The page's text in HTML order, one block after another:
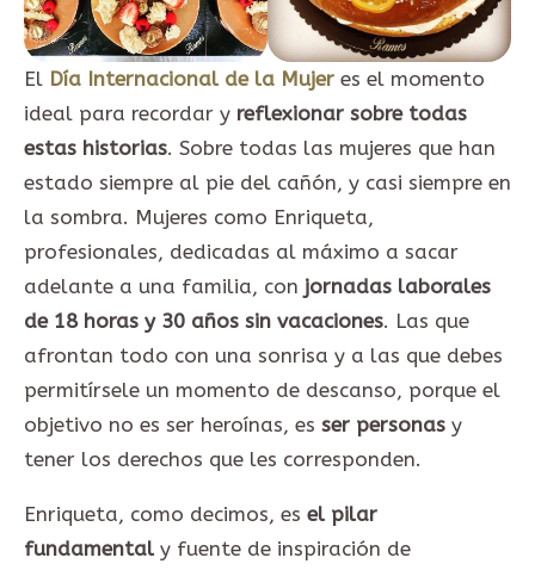
El Día Internacional de la Mujer es el momento
ideal para recordar y reflexionar sobre todas
estas historias. Sobre todas las mujeres que han
estado siempre al pie del cañón, y casi siempre en
la sombra. Mujeres como Enriqueta,
profesionales, dedicadas al máximo a sacar
adelante a una familia, con jornadas laborales
de 18 horas y 30 años sin vacaciones. Las que
afrontan todo con una sonrisa y a las que debes
permitírsele un momento de descanso, porque el
objetivo no es ser heroínas, es ser personas y
tener los derechos que les corresponden.
Enriqueta, como decimos, es el pilar
fundamentaly fuente de inspiración de